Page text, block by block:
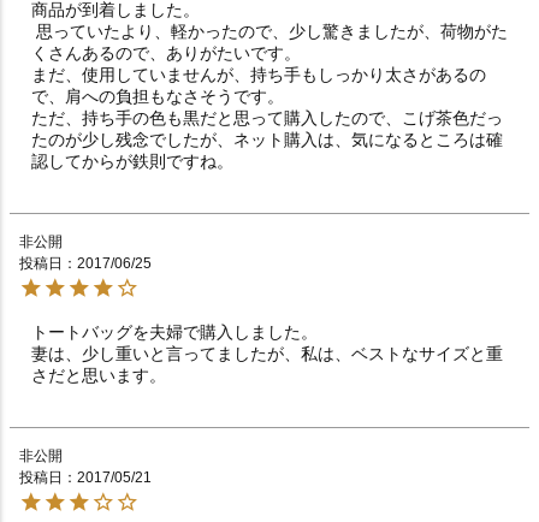
商品が到着しました。
くさんあるので、ありがたいです。
まだ、使用していませんが、持ち手もしっかり太さがあるの
で、肩への負担もなさそうです。
ただ、持ち手の色も黒だと思って購入したので、こげ茶色だっ
たのが少し残念でしたが、ネット購入は、気になるところは確
認してからが鉄則ですね。
非公開
投稿日
2017/06/25
トートバッグを夫婦で購入しました。
妻は、少し重いと言ってましたが、私は、ベストなサイズと重
さだと思います。
非公開
投稿日
2017/05/21